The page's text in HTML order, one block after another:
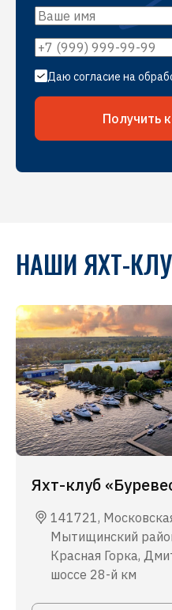
Получить
Даю согласие на
НАШИ ЯХТ-
Яхт-клуб
141721,
Мытищинский
Красная Горка,
шоссе 28-й км